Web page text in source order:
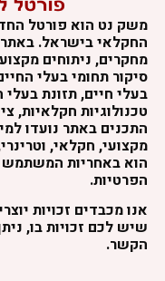
משק נט הוא פורטל
החקלאי בישראל.
מחקרים, ניתוחים
סיקור תחומי בעלי
בעלי חיים, תזונת בעלי
טכנולוגיות חקלאיות,
התכנים באתר נועדו
מקצועי, חקלאי,
הוא באחריות המשתמש
הפרטיות.
אנו מכבדים זכויות
שיש לכם זכויות בו,
הקשר.